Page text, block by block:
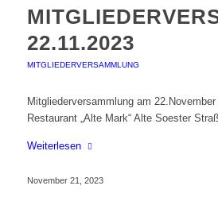
22.11.2023
MITGLIEDERVERSAMMLUNG
Mitgliederversammlung am
Restaurant „Alte Mark“ Alte Soester
Weiterlesen
November 21, 2023